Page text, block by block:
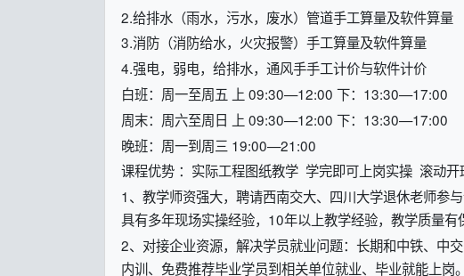
2.给排水（雨水，污水，废水）管道手工算量及软件算量
3.消防（消防给水，火灾报警）手工算量及软件算量
4.强电，弱电，给排水，通风手手工计价与软件计价
白班：周一至周五 上 09:30—12:00 下：13:30—17:00
周末：周六至周日 上 09:30—12:00 下：13:30—17:00
晚班：周一到周三 19:00—21:00
课程优势 ：实际工程图纸教学 学完即可上岗实操 滚动
1、教学师资强大，聘请西南交大、四川大学退休老师参
具有多年现场实操经验，10年以上教学经验，教学质量有
2、对接企业资源，解决学员就业问题：长期和中铁、中
内训、免费推荐毕业学员到相关单位就业、毕业就能上岗。